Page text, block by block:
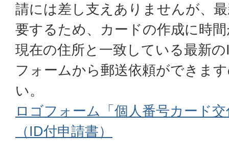
請には差し支えありませんが、
要するため、カードの作成に時
現在の住所と一致している最新
フォームから郵送依頼ができま
い。
ロゴフォーム「個人番号カード
（ID付申請書）